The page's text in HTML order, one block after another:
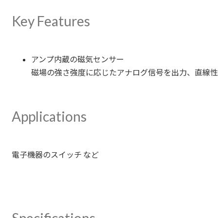
Key Features
アンプ内蔵の磁気センサー
磁場の強さ強度に応じたアナログ信号を出力、直線
Applications